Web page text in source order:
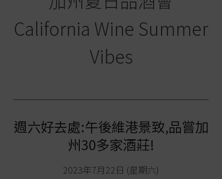
California Wine Summer
Vibes
週六好去處:午後維港景致,品嘗加
州30多家酒莊!
2023年7月22日 (星期六)